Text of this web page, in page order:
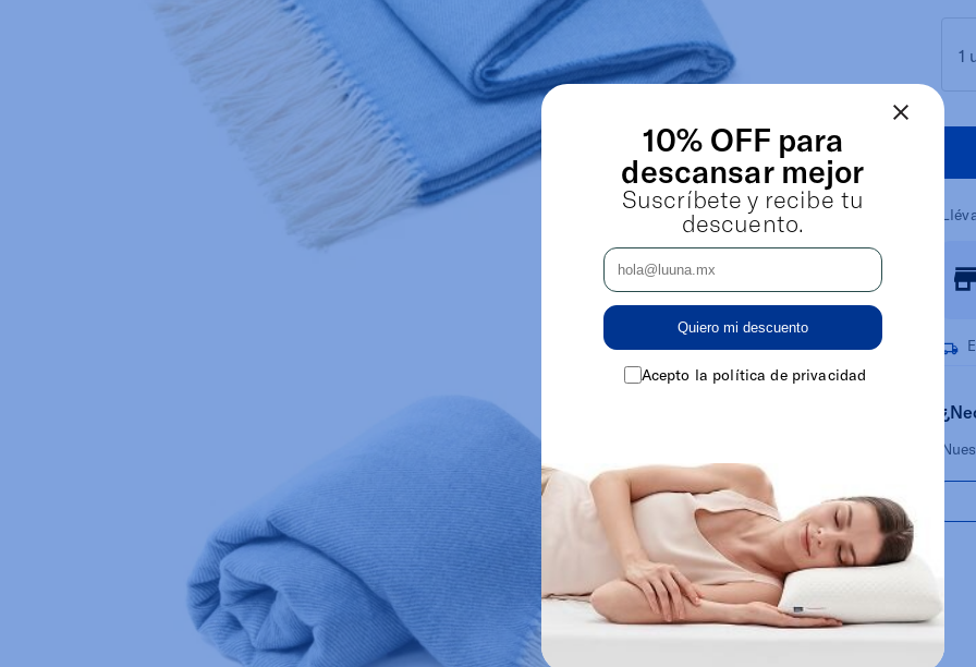
1
10% OFF para
descansar mejor
Suscríbete y recibe tu
descuento.
Quiero mi descuento
Acepto la política de privacidad